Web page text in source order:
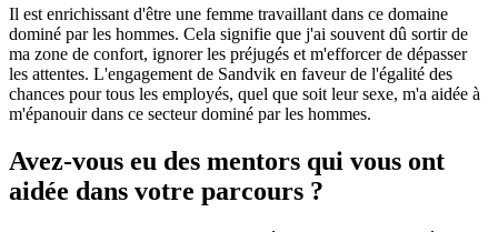
Il est enrichissant d'être une femme travaillant dans ce domaine
dominé par les hommes. Cela signifie que j'ai souvent dû sortir de
ma zone de confort, ignorer les préjugés et m'efforcer de dépasser
les attentes. L'engagement de Sandvik en faveur de l'égalité des
chances pour tous les employés, quel que soit leur sexe, m'a aidée à
m'épanouir dans ce secteur dominé par les hommes.
Avez-vous eu des mentors qui vous ont
aidée dans votre parcours ?